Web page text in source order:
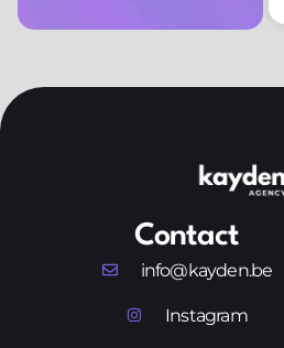
Contact
info@kayden.be
Instagram